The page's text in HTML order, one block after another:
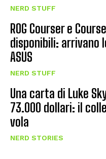
NERD STUFF
ROG Courser e
disponibili: arrivano
ASUS
NERD STUFF
Una carta di Luke
73.000 dollari: il
vola
NERD STORIES